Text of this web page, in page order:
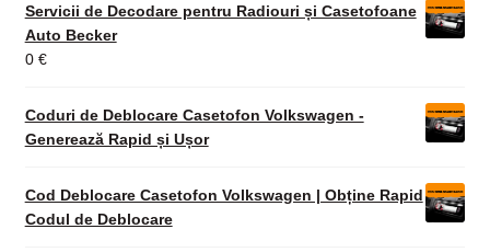
Servicii de Decodare pentru Radiouri și Casetofoane
Auto Becker
0 €
Coduri de Deblocare Casetofon Volkswagen -
Generează Rapid și Ușor
Cod Deblocare Casetofon Volkswagen | Obține Rapid
Codul de Deblocare